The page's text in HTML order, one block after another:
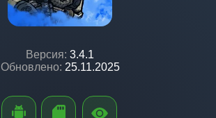
Версия: 3.4.1
Обновлено: 25.11.2025